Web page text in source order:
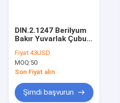
DIN.2.1247 Berilyum
Bakır Yuvarlak Çubuk
SAE J461 463
Fiyat:43USD
MOQ:50
Son Fiyat alın
Şimdi başvurun